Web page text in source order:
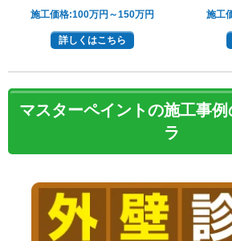
施工価格:100万円～150万円
詳しくはこちら
施工
マスターペイントの施工事
ラ